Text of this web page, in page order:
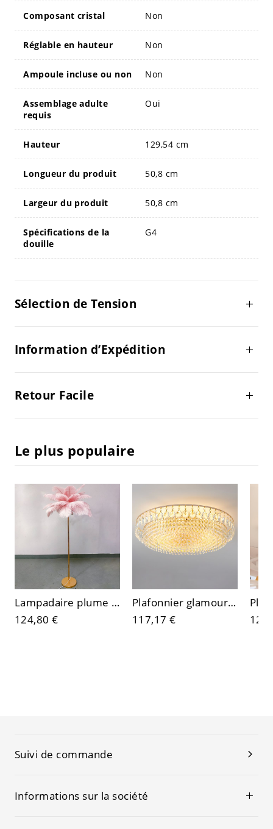
Composant cristal Non
Réglable en hauteur Non
Ampoule incluse ou non Non
Assemblage adulte
requis
Oui
Hauteur 129,54 cm
Longueur du produit 50,8 cm
Largeur du produit 50,8 cm
Spécifications de la
douille
G4
Sélection de Tension
Information d’Expédition
Retour Facile
Le plus populaire
Lampadaire plume luxueux avec base finition or, lumière d’ambiance douce pour salon
124,80 €
Plafonnier glamour contemporain en cristal, finition dorée, lustre à étages pour salon
117,17 €
Suivi de commande
Informations sur la société